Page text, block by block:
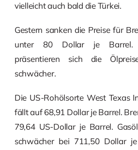
vielleicht auch bald die Türkei.
Gestern sanken die Preise für
unter 80 Dollar je Barrel.
präsentieren sich die
schwächer.
Die US-Rohölsorte West Texas
fällt auf 68,91 Dollar je Barrel.
79,64 US-Dollar je Barrel.
schwächer bei 711,50 Dollar